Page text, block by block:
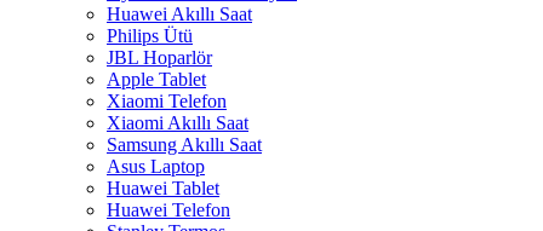
Huawei Akıllı Saat
Philips Ütü
JBL Hoparlör
Apple Tablet
Xiaomi Telefon
Xiaomi Akıllı Saat
Samsung Akıllı Saat
Asus Laptop
Huawei Tablet
Huawei Telefon